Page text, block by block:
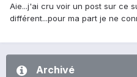
Aie...j'ai cru voir un post sur ce
différent...pour ma part je ne
Archivé